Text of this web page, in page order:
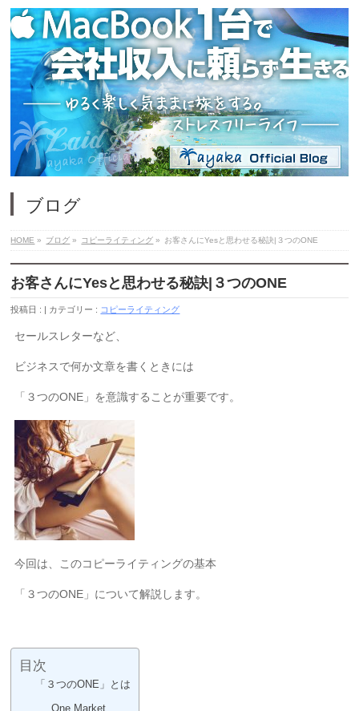
ブログ
HOME » ブログ » コピーライティング » お客さんにYesと思わせる秘訣|３つのONE
お客さんにYesと思わせる秘訣|３つのONE
投稿日 : カテゴリー : コピーライティング
セールスレターなど、
ビジネスで何か文章を書くときには
「３つのONE」を意識することが重要です。
今回は、このコピーライティングの基本
「３つのONE」について解説します。
目次
「３つのONE」とは
One Market